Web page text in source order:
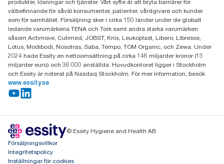
produkter, lösningar och tjänster. Vårt syfte är att bryta barriärer för
välbefinnande för såväl konsumenter, patienter, vårdgivare och kunder
som för samhället. Försäljning sker i cirka 150 länder under de globalt
ledande varumärkena TENA och Tork samt andra starka varumärken
såsom Actimove, Cutimed, JOBST, Knix, Leukoplast, Libero, Libresse,
Lotus, Modibodi, Nosotras, Saba, Tempo, TOM Organic, och Zewa. Under
2024 hade Essity en nettoomsättning på cirka 146 miljarder kronor (13
miljarder euro) och 36 000 anställda. Huvudkontoret ligger i Stockholm
och Essity är noterat på Nasdaq Stockholm. För mer information, besök
www.essity.se
© Essity Hygiene and Health AB
Försäljningsvillkor
Integritetspolicy
Inställningar för cookies